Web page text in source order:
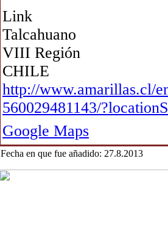
Link
Talcahuano
VIII Región
CHILE
http://www.amarillas.cl/
560029481143/
Google Maps
Fecha en que fue añadido: 27.8.2013